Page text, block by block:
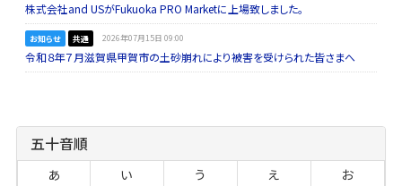
株式会社and USがFukuoka PRO Marketに上場致しました。
お知らせ 共通 2026年07月15日 09:00
令和８年７月滋賀県甲賀市の土砂崩れにより被害を受けられた皆さまへ
五十音順
あ い う え
お